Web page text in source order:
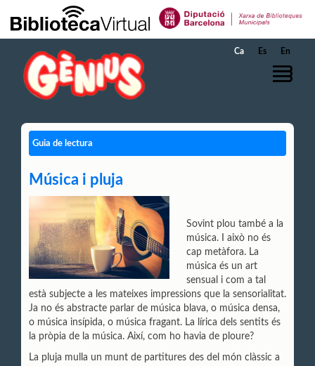
Salta al contingut principal
Ca Es En
Guia de lectura
Música i pluja
Sovint plou també a la
música. I això no és
cap metàfora. La
música és un art
sensual i com a tal
està subjecte a les mateixes impressions que la sensorialitat.
Ja no és abstracte parlar de música blava, o música densa,
o música insípida, o música fragant. La lírica dels sentits és
la pròpia de la música. Així, com ho havia de ploure?
La pluja mulla un munt de partitures des del món clàssic a